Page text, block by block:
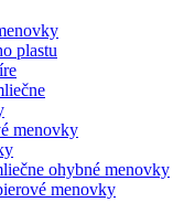
plastu
menovky
ohybné menovky
menovky